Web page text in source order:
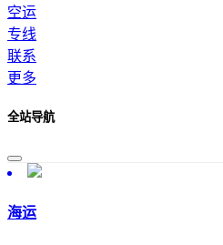
空运
专线
联系
更多
全站导航
海运